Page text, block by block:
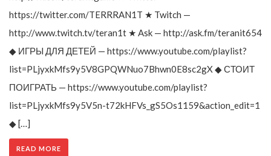
https://twitter.com/TERRRAN1T ★ Twitch —
http://www.twitch.tv/teran1t ★ Ask — http://ask.fm/teranit654
◆ ИГРЫ ДЛЯ ДЕТЕЙ — https://www.youtube.com/playlist?
list=PLjyxkMfs9y5V8GPQWNuo7Bhwn0E8sc2gX ◆ СТОИТ
ПОИГРАТЬ — https://www.youtube.com/playlist?
list=PLjyxkMfs9y5V5n-t72kHFVs_gS5Os1159&action_edit=1
◆ […]
READ MORE